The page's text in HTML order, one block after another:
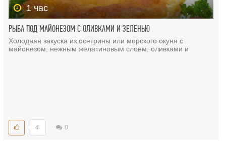
1 час
РЫБА ПОД МАЙОНЕЗОМ С ОЛИВКАМИ И ЗЕЛЕНЬЮ
Холодная закуска из осетрины или морского окуня с
майонезом, нежным желатиновым слоем, оливками и
4 0